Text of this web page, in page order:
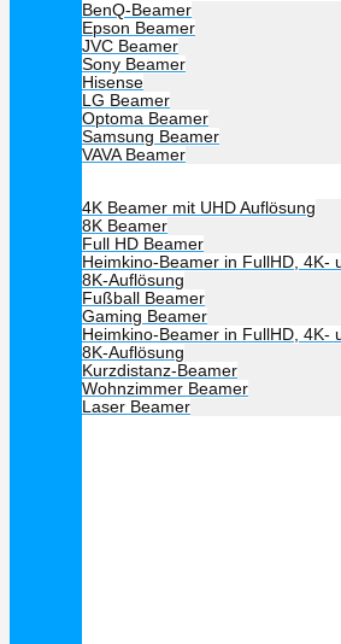
BenQ-Beamer
Epson Beamer
JVC Beamer
Sony Beamer
Hisense
LG Beamer
Optoma Beamer
Samsung Beamer
VAVA Beamer
4K Beamer mit UHD Auflösung
8K Beamer
Full HD Beamer
Heimkino-Beamer in FullHD, 4K-
8K-Auflösung
Fußball Beamer
Gaming Beamer
Heimkino-Beamer in FullHD, 4K-
8K-Auflösung
Kurzdistanz-Beamer
Wohnzimmer Beamer
Laser Beamer